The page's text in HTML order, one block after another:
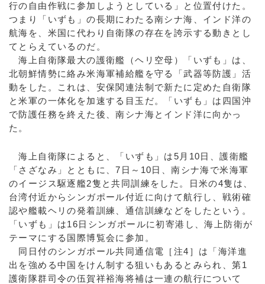
行の自由作戦に参加しようとしている」と位置付けた。
つまり「いずも」の長期にわたる南シナ海、インド洋の
航海を、米国に代わり自衛隊の存在を誇示する動きとし
てとらえているのだ。
海上自衛隊最大の護衛艦（ヘリ空母）「いずも」は、
北朝鮮情勢に絡み米海軍補給艦を守る「武器等防護」活
動をした。これは、安保関連法制で新たに定めた自衛隊
と米軍の一体化を加速する目玉だ。「いずも」は四国沖
で防護任務を終えた後、南シナ海とインド洋に向かっ
た。
海上自衛隊によると、「いずも」は5月10日、護衛艦
「さざなみ」とともに、7日～10日、南シナ海で米海軍
のイージス駆逐艦2隻と共同訓練をした。日米の4隻は、
台湾付近からシンガポール付近に向けて航行し、戦術確
認や艦載ヘリの発着訓練、通信訓練などをしたという。
「いずも」は16日シンガポールに初寄港し、海上防衛が
テーマにする国際博覧会に参加。
同日付のシンガポール共同通信電［注4］は「海洋進
出を強める中国をけん制する狙いもあるとみられ、第1
護衛隊群司令の伍賀祥裕海将補は一連の航行について